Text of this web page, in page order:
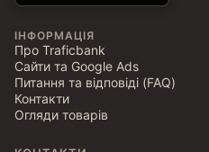
ІНФОРМАЦІЯ
Про Traficbank
Сайти та Google Ads
Питання та відповіді (FAQ)
Контакти
Огляди товарів